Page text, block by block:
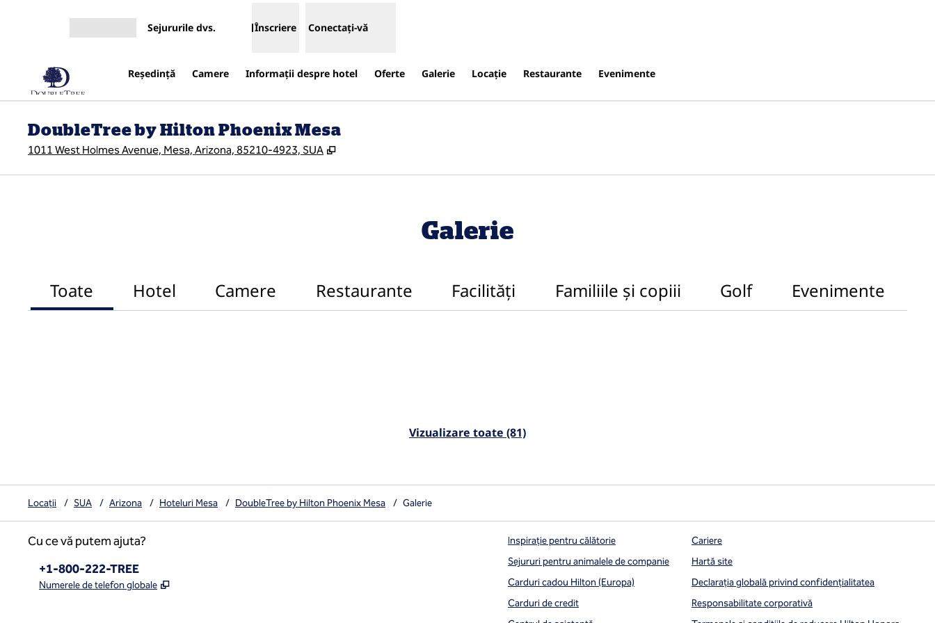
Sejururile dvs. Înscriere Conectați-vă
Reşedinţă Camere Informații despre hotel Oferte Galerie Locaţie Restaurante Evenimente
DoubleTree by Hilton Phoenix Mesa
1011 West Holmes Avenue, Mesa, Arizona, 85210-4923, SUA ,
Galerie
Toate Hotel Camere Restaurante Facilităţi Familiile și copiii Golf Evenimente
Vizualizare toate (81)
Locații / SUA / Arizona / Hoteluri Mesa / DoubleTree by Hilton Phoenix Mesa / Galerie
Cu ce vă putem ajuta?
Telefon:
+1-800-222-TREE
Numerele de telefon globale ,
Inspirație pentru călătorie
Sejururi pentru animalele de companie
Carduri cadou Hilton (Europa)
Carduri de credit
Cariere
Hartă site
Declarația globală privind confidenţialitatea
Responsabilitate corporativă